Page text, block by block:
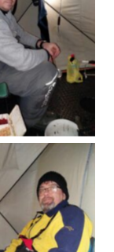
Caption
Caption